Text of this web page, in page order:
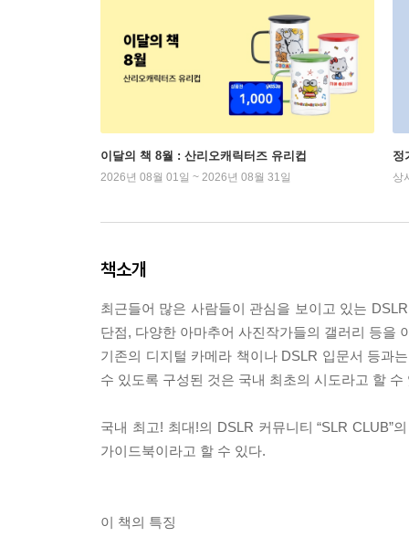
이달의 책 8월 : 산리오캐릭터즈 유리컵
2026년 08월 01일 ~ 2026년 08월 31일
정
상
책소개
최근들어 많은 사람들이 관심을 보이고 있는
단점, 다양한 아마추어 사진작가들의 갤러리 등을
기존의 디지털 카메라 책이나 DSLR 입문서 등과
수 있도록 구성된 것은 국내 최초의 시도라고 할 수
국내 최고! 최대!의 DSLR 커뮤니티 “SLR CLUB”
가이드북이라고 할 수 있다.
이 책의 특징